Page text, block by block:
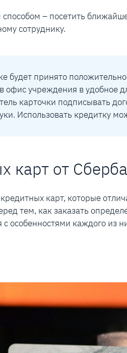
– посетить
сотруднику.
будет принято
офис учреждения в удобное
карточки подписывать
Использовать кредитку
карт от
карт, которые
тем, как заказать
особенностями каждого из